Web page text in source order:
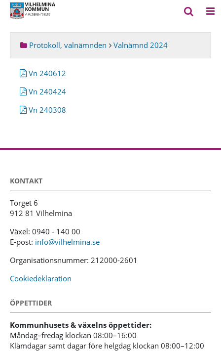
Protokoll, valnämnden Valnämnd 2024
Vn 240612
Vn 240424
Vn 240308
KONTAKT
Torget 6
912 81 Vilhelmina
Växel: 0940 - 140 00
E-post: info@vilhelmina.se
Organisationsnummer: 212000-2601
Cookiedeklaration
ÖPPETTIDER
Kommunhusets & växelns öppettider:
Måndag–fredag klockan 08:00–16:00
Klämdagar samt dagar före helgdag klockan 08:00–12:00